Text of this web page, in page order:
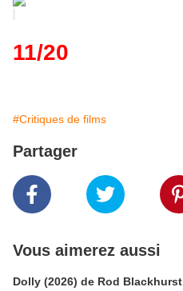
11/20
#Critiques de films
Partager
Vous aimerez aussi
Dolly (2026) de Rod Blackhurst